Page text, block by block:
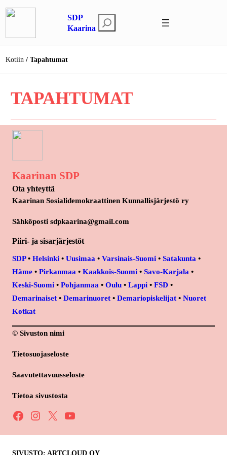
Siirry
sisältöön
SDP
Kaarina
t
s
Kotiin Tapahtumat
TAPAHTUMAT
Kaarinan SDP
Ota yhteyttä
Kaarinan Sosialidemokraattinen Kunnallisjärjestö ry
Sähköposti sdpkaarina@gmail.com
Piiri- ja sisarjärjestöt
SDP• Helsinki • Uusimaa • Varsinais-Suomi • Satakunta •
Häme • Pirkanmaa • Kaakkois-Suomi • Savo-Karjala •
Keski-Suomi • Pohjanmaa • Oulu • Lappi • FSD •
Demarinaiset • Demarinuoret • Demariopiskelijat • Nuoret
Kotkat
© Sivuston nimi
Tietosuojaseloste
Saavutettavuusseloste
Tietoa sivustosta
Facebook Instagram X YouTube
SIVUSTO: ARTCLOUD OY